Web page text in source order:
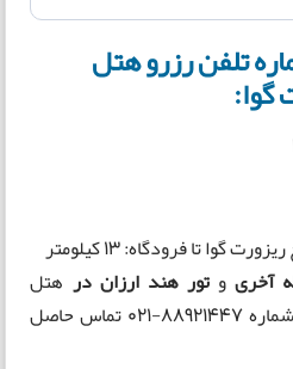
تلفن رزرو هتل
گوا:
گوا تا فرودگاه: 13 کیلومتر
آخری وتور هند ارزان در هتل
هریتیج ویلیج ریزورت گوا با شماره 88921447-021 تماس حاصل